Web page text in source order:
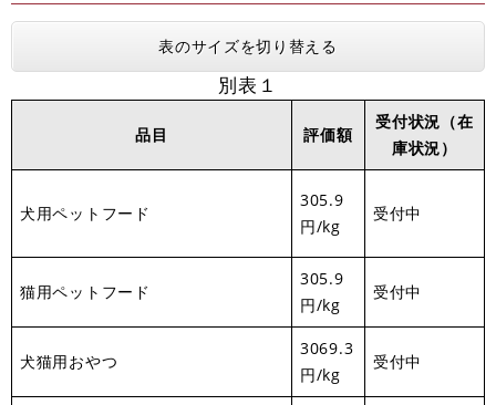
表のサイズを切り替える
別表１
品目 評価額
受付状況（在
庫状況）
犬用ペットフード
305.9
円/kg
受付中
猫用ペットフード
305.9
円/kg
受付中
犬猫用おやつ
3069.3
円/kg
受付中